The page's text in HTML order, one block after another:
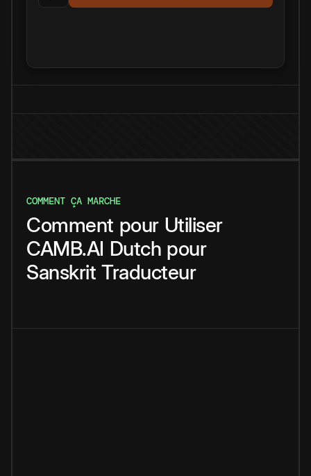
COMMENT ÇA MARCHE
Comment pour Utiliser
CAMB.AI Dutch pour
Sanskrit Traducteur